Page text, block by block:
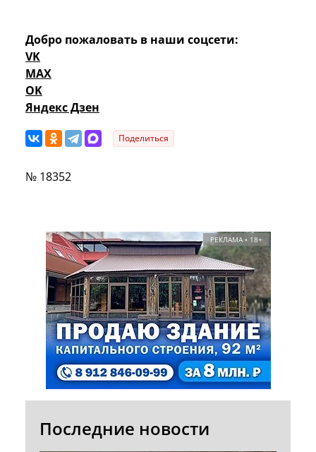
Добро пожаловать в наши соцсети:
VK
MAX
OK
Яндекс Дзен
Поделиться
№ 18352
РЕКЛАМА • 18+
Последние новости